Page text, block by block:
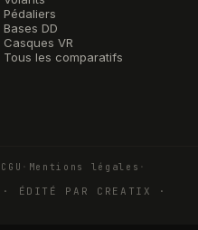
Pédaliers
Bases DD
Casques VR
Tous les comparatifs
CGU · Mentions légales ·
ÉDITÉ PAR CREATIX ·